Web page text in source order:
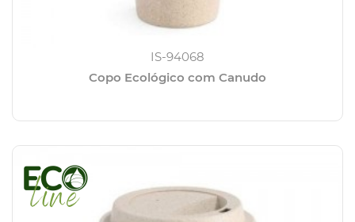
IS-94068
Copo Ecológico com Canudo